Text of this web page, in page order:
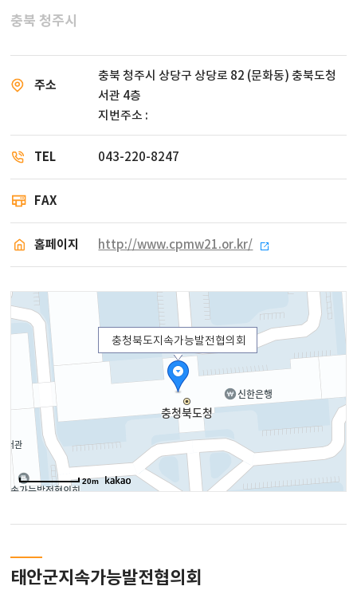
충북 청주시
주소
충북 청주시 상당구 상당로 82 (문화동) 충북도청
서관 4층
지번주소 :
TEL 043-220-8247
FAX
홈페이지 http://www.cpmw21.or.kr/
충청북도지속가능발전협의회
20m
태안군지속가능발전협의회